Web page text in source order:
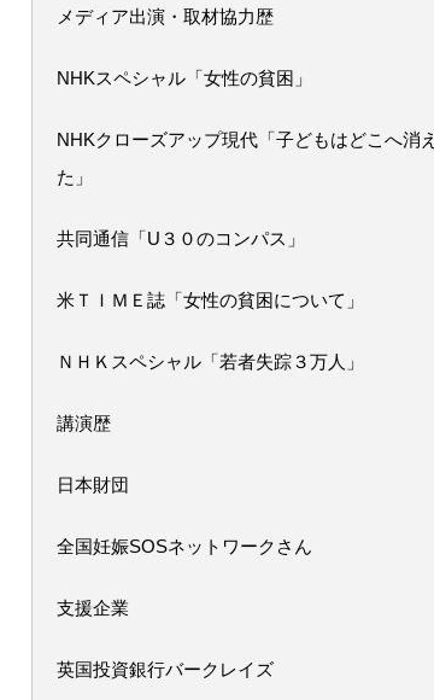
メディア出演・取材協力歴
NHKスペシャル「女性の貧困」
NHKクローズアップ現代「子どもはどこへ消え
た」
共同通信「U３０のコンパス」
米ＴＩＭＥ誌「女性の貧困について」
ＮＨＫスペシャル「若者失踪３万人」
講演歴
日本財団
全国妊娠SOSネットワークさん
支援企業
英国投資銀行バークレイズ